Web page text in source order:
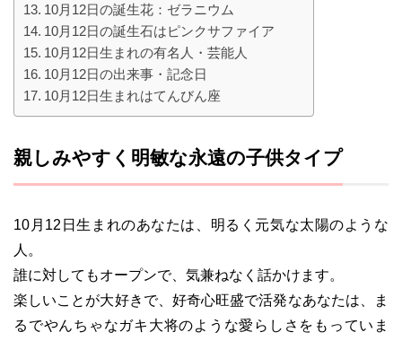
10月12日の誕生花：ゼラニウム
10月12日の誕生石はピンクサファイア
10月12日生まれの有名人・芸能人
10月12日の出来事・記念日
10月12日生まれはてんびん座
親しみやすく明敏な永遠の子供タイプ
10月12日生まれのあなたは、明るく元気な太陽のような
人。
誰に対してもオープンで、気兼ねなく話かけます。
楽しいことが大好きで、好奇心旺盛で活発なあなたは、ま
るでやんちゃなガキ大将のような愛らしさをもっていま